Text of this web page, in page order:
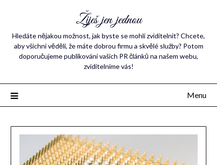
Žiješ jen jednou
Hledáte nějakou možnost, jak byste se mohli zviditelnit? Chcete,
aby všichni věděli, že máte dobrou firmu a skvělé služby? Potom
doporučujeme publikování vašich PR článků na našem webu,
zviditelníme vás!
Menu